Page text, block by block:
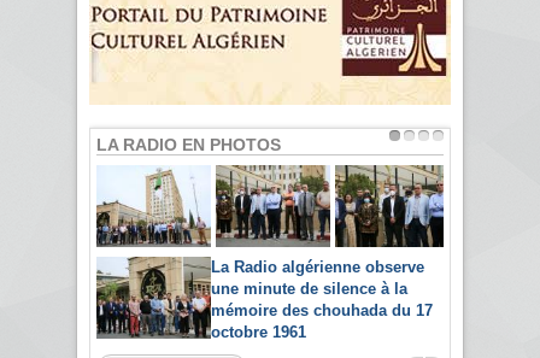
LA RADIO EN PHOTOS
La Radio algérienne observe
une minute de silence à la
mémoire des chouhada du 17
octobre 1961